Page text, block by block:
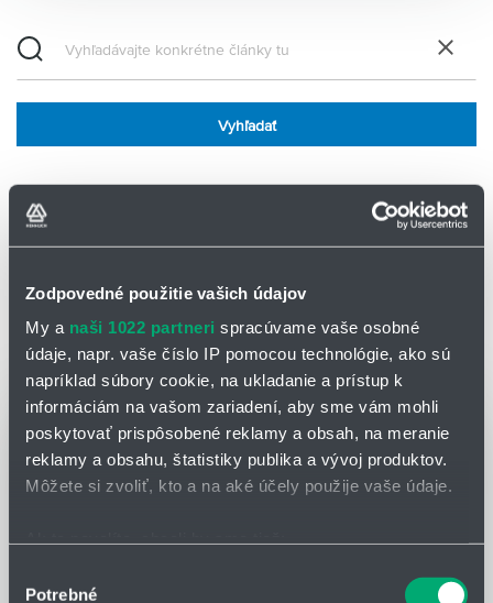
Zodpovedné použitie vašich údajov
My a naši 1022 partneri spracúvame vaše osobné
údaje, napr. vaše číslo IP pomocou technológie, ako sú
napríklad súbory cookie, na ukladanie a prístup k
informáciám na vašom zariadení, aby sme vám mohli
poskytovať prispôsobené reklamy a obsah, na meranie
reklamy a obsahu, štatistiky publika a vývoj produktov.
Môžete si zvoliť, kto a na aké účely použije vaše údaje.
polohe s presnosťou na niekoľko metrov
súhlasu
Potrebné
Vyhľadať
VŠETKY ČLÁNKY
Zoradiť